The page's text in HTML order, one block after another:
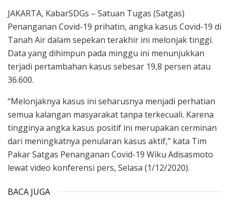
JAKARTA, KabarSDGs – Satuan Tugas (Satgas)
Penanganan Covid-19 prihatin, angka kasus Covid-19 di
Tanah Air dalam sepekan terakhir ini melonjak tinggi.
Data yang dihimpun pada minggu ini menunjukkan
terjadi pertambahan kasus sebesar 19,8 persen atau
36.600.
“Melonjaknya kasus ini seharusnya menjadi perhatian
semua kalangan masyarakat tanpa terkecuali. Karena
tingginya angka kasus positif ini merupakan cerminan
dari meningkatnya penularan kasus aktif,” kata Tim
Pakar Satgas Penanganan Covid-19 Wiku Adisasmoto
lewat video konferensi pers, Selasa (1/12/2020).
BACA JUGA